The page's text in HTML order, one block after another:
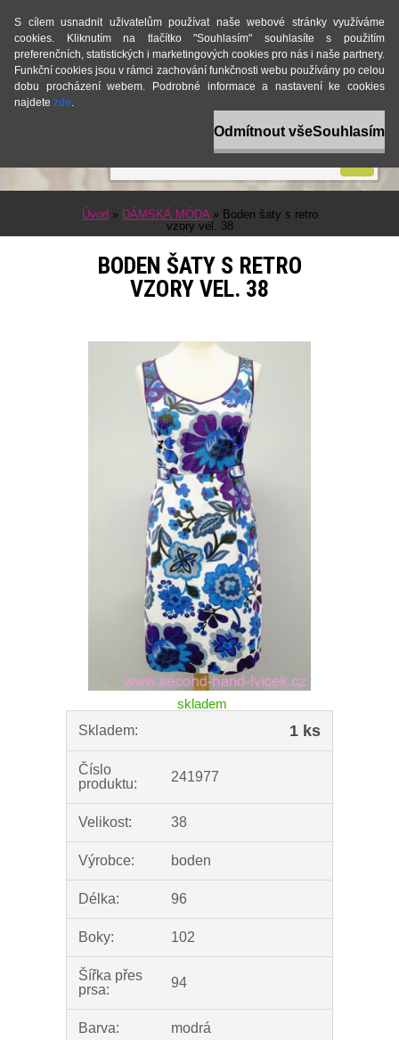
S cílem usnadnit uživatelům používat naše webové stránky využíváme
cookies. Kliknutím na tlačítko "Souhlasím" souhlasíte s použitím
preferenčních, statistických i marketingových cookies pro nás i naše partnery.
Funkční cookies jsou v rámci zachování funkčnosti webu používány po celou
dobu procházení webem. Podrobné informace a nastavení ke cookies
najdete zde.
Odmítnout všeSouhlasím
0 ks / 0 Kč
Úvod » DÁMSKÁ MÓDA » Boden šaty s retro
vzory vel. 38
BODEN ŠATY S RETRO
VZORY VEL. 38
skladem
Skladem:
1 ks
Číslo
produktu:
241977
Velikost: 38
Výrobce: boden
Délka: 96
Boky: 102
Šířka přes
prsa:
94
Barva: modrá